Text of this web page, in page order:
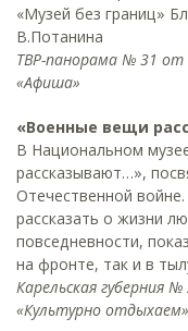
«Музей без границ»
В.Потанина
ТВР-панорама № 31 от
«Афиша»
«Военные вещи
В Национальном
рассказывают…»,
Отечественной
рассказать о жизни
повседневности,
на фронте, так и в
Карельская губерния
«Культурно отдыхаем»